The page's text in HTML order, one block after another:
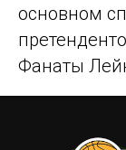
основном
Фанаты